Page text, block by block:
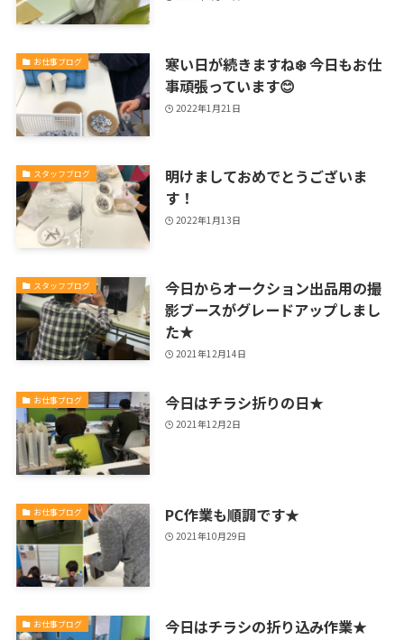
お仕事ブログ
寒い日が続きますね❄️ 今日もお仕
事頑張っています😊
2022年1月21日
スタッフブログ
明けましておめでとうございま
す！
2022年1月13日
スタッフブログ
今日からオークション出品用の撮
影ブースがグレードアップしまし
た★
2021年12月14日
お仕事ブログ 今日はチラシ折りの日★
2021年12月2日
お仕事ブログ PC作業も順調です★
2021年10月29日
お仕事ブログ 今日はチラシの折り込み作業★